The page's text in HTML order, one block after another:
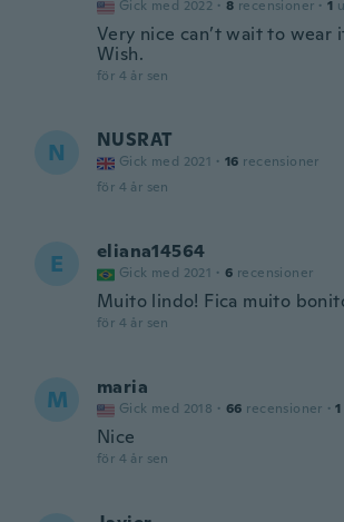
Gick med 2022 · 8 recensioner · 1
Very nice can’t wait to wear
Wish.
för 4 år sen
N NUSRAT
Gick med 2021 · 16 recensioner
för 4 år sen
E eliana14564
Gick med 2021 · 6 recensioner
Muito lindo! Fica muito
för 4 år sen
M maria
Gick med 2018 · 66 recensioner · 1
Nice
för 4 år sen